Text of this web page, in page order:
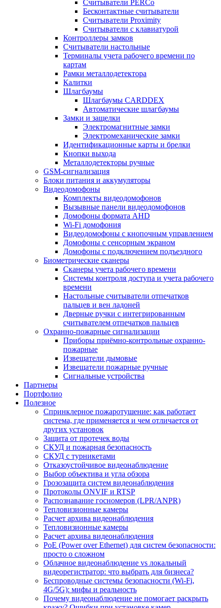
Считыватели PERCo
Бесконтактные считыватели
Считыватели Proximity
Считыватели с клавиатурой
Контроллеры замков
Считыватели настольные
Терминалы учета рабочего времени по
картам
Рамки металлодетектора
Калитки
Шлагбаумы
Шлагбаумы CARDDEX
Автоматические шлагбаумы
Замки и защелки
Электромагнитные замки
Электромеханические замки
Идентификационные карты и брелки
Кнопки выхода
Металлодетекторы ручные
GSM-сигнализация
Блоки питания и аккумуляторы
Видеодомофоны
Комплекты видеодомофонов
Вызывные панели видеодомофонов
Домофоны формата AHD
Wi-Fi домофония
Видеодомофоны с кнопочным управлением
Домофоны с сенсорным экраном
Домофоны с подключением подъездного
Биометрические сканеры
Сканеры учета рабочего времени
Системы контроля доступа и учета рабочего
времени
Настольные считыватели отпечатков
пальцев и вен ладоней
Дверные ручки с интегрированным
считывателем отпечатков пальцев
Охранно-пожарные сигнализации
Приборы приёмно-контрольные охранно-
пожарные
Извещатели дымовые
Извещатели пожарные ручные
Сигнальные устройства
Партнеры
Портфолио
Полезное
Спринклерное пожаротушение: как работает
система, где применяется и чем отличается от
других установок
Защита от протечек воды
СКУД и пожарная безопасность
СКУД с турникетами
Отказоустойчивое видеонаблюдение
Выбор объектива и угла обзора
Грозозащита систем видеонаблюдения
Протоколы ONVIF и RTSP
Распознавание госномеров (LPR/ANPR)
Тепловизионные камеры
Расчет архива видеонаблюдения
Тепловизионные камеры
Расчет архива видеонаблюдения
PoE (Power over Ethernet) для систем безопасности:
просто о сложном
Облачное видеонаблюдение vs локальный
видеорегистратор: что выбрать для бизнеса?
Беспроводные системы безопасности (Wi-Fi,
4G/5G): мифы и реальность
Почему видеонаблюдение не помогает раскрыть